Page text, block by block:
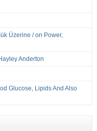
Üzerine / on Power,
Anderton
Glucose, Lipids And Also